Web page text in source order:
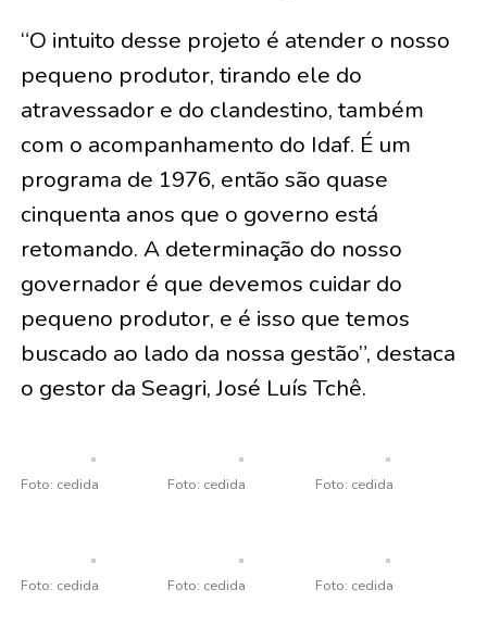
“O intuito desse projeto é atender o nosso
pequeno produtor, tirando ele do
atravessador e do clandestino, também
com o acompanhamento do Idaf. É um
programa de 1976, então são quase
cinquenta anos que o governo está
retomando. A determinação do nosso
governador é que devemos cuidar do
pequeno produtor, e é isso que temos
buscado ao lado da nossa gestão”, destaca
o gestor da Seagri, José Luís Tchê.
Foto: cedida Foto: cedida Foto: cedida
Foto: cedida Foto: cedida Foto: cedida